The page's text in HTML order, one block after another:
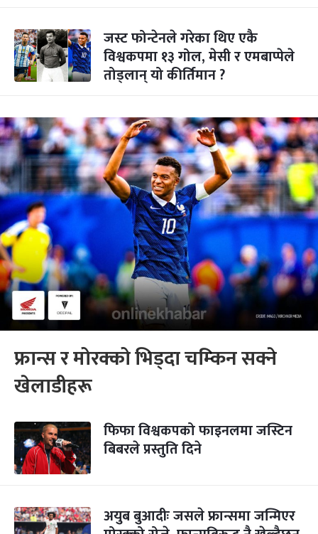
जस्ट फोन्टेनले गरेका थिए एकै
विश्वकपमा १३ गोल, मेसी र एमबाप्पेले
तोड्लान् यो कीर्तिमान ?
फ्रान्स र मोरक्को भिड्दा चम्किन सक्ने
खेलाडीहरू
फिफा विश्वकपको फाइनलमा जस्टिन
बिबरले प्रस्तुति दिने
अयुब बुआदीः जसले फ्रान्समा जन्मिएर